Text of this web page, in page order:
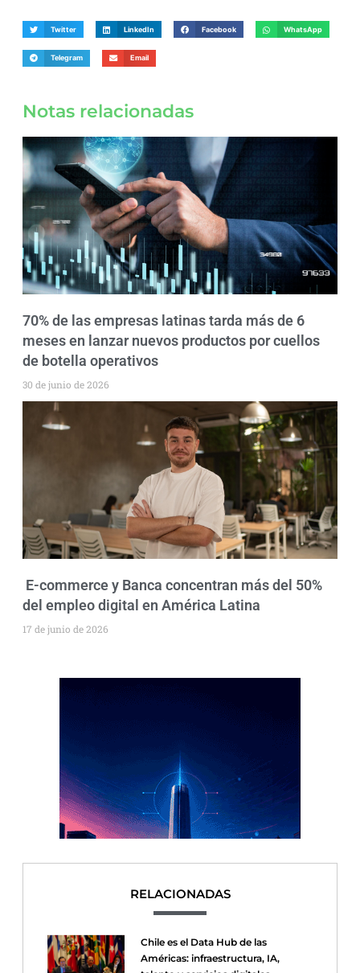
Twitter LinkedIn Facebook WhatsApp
Telegram Email
Notas relacionadas
70% de las empresas latinas tarda más de 6
meses en lanzar nuevos productos por cuellos
de botella operativos
30 de junio de 2026
E-commerce y Banca concentran más del 50%
del empleo digital en América Latina
17 de junio de 2026
RELACIONADAS
Chile es el Data Hub de las
Américas: infraestructura, IA,